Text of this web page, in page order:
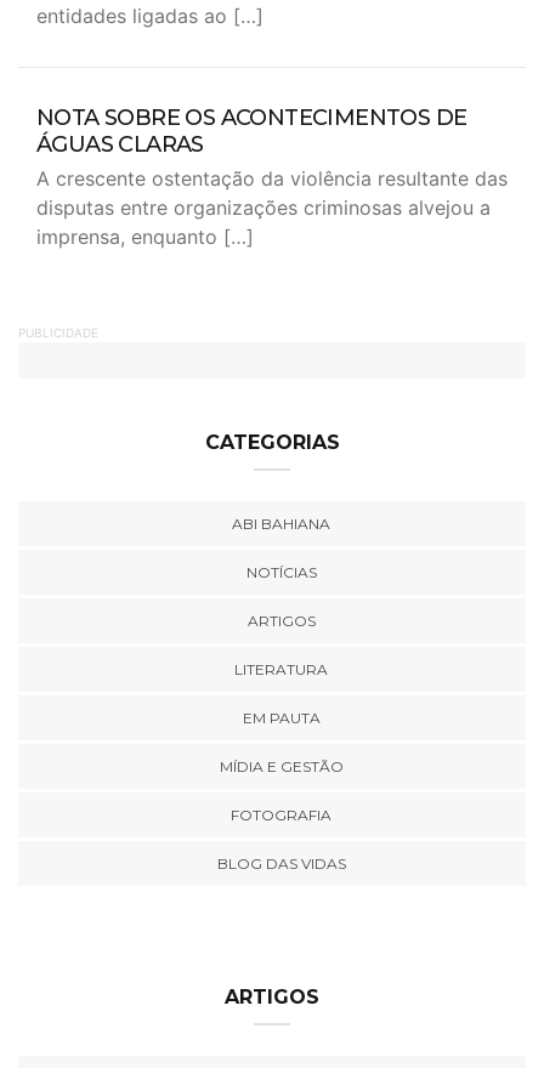
entidades ligadas ao […]
NOTA SOBRE OS ACONTECIMENTOS DE
ÁGUAS CLARAS
A crescente ostentação da violência resultante das
disputas entre organizações criminosas alvejou a
imprensa, enquanto […]
PUBLICIDADE
CATEGORIAS
ABI BAHIANA
NOTÍCIAS
ARTIGOS
LITERATURA
EM PAUTA
MÍDIA E GESTÃO
FOTOGRAFIA
BLOG DAS VIDAS
ARTIGOS